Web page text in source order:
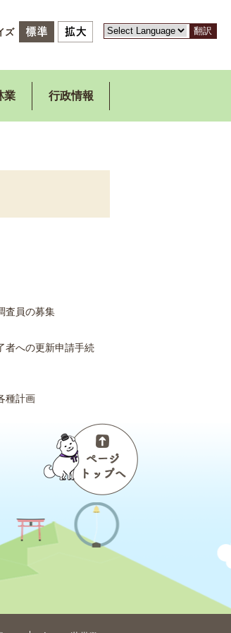
ズ 翻訳
業 行政情報
査員の募集
者への更新申請手続
種計画
ト